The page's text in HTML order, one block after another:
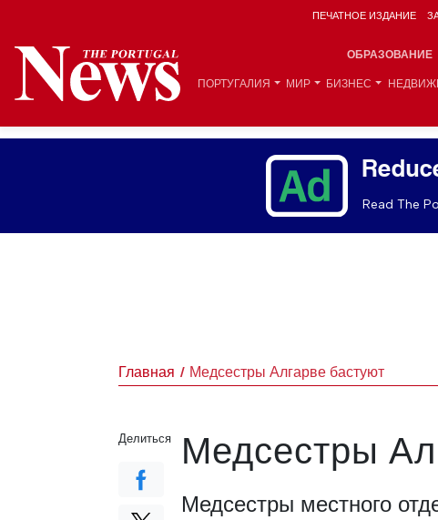
ПЕЧАТНОЕ ИЗДАНИЕ
ОБРАЗОВАНИЕ
ПОРТУГАЛИЯ МИР БИЗНЕС
Read The
Главная Медсестры Алгарве бастуют
Медсестры
Медсестры местного
Делиться